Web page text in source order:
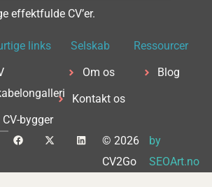
effektfulde CV’er.
links
CV-bygger
Selskab
Om os
Kontakt os
Ressourcer
Blog
© 2026
CV2Go
by
SEOArt.no
F
a
b
X
-
i
L
i
e